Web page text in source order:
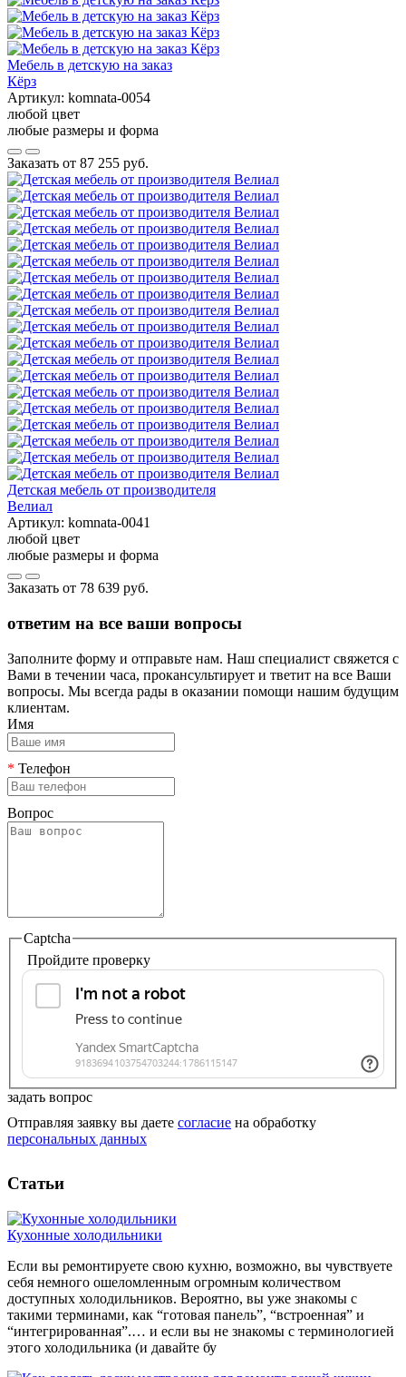
Мебель в детскую на заказ
Кёрз
Артикул: komnata-0054
любой цвет
любые размеры и форма
Заказать от 87 255 руб.
Детская мебель от производителя
Велиал
Артикул: komnata-0041
любой цвет
любые размеры и форма
Заказать от 78 639 руб.
ответим на все ваши вопросы
Заполните форму и отправьте нам. Наш специалист свяжется с
Вами в течении часа, прокансультирует и тветит на все Ваши
вопросы. Мы всегда рады в оказании помощи нашим будущим
клиентам.
Имя
* Телефон
Вопрос
Captcha
Пройдите проверку
задать вопрос
Отправляя заявку вы даете согласие на обработку
персональных данных
Статьи
Кухонные холодильники
Если вы ремонтируете свою кухню, возможно, вы чувствуете
себя немного ошеломленным огромным количеством
доступных холодильников. Вероятно, вы уже знакомы с
такими терминами, как “готовая панель”, “встроенная” и
“интегрированная”.… и если вы не знакомы с терминологией
этого холодильника (и давайте бу